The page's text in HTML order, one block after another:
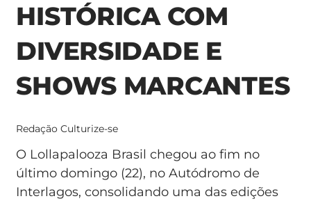
HISTÓRICA COM
DIVERSIDADE E
SHOWS MARCANTES
Redação Culturize-se
O Lollapalooza Brasil chegou ao fim no
último domingo (22), no Autódromo de
Interlagos, consolidando uma das edições